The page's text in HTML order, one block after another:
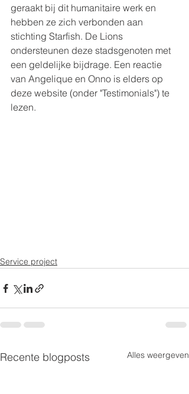
geraakt bij dit humanitaire werk en
hebben ze zich verbonden aan
stichting Starfish. De Lions
ondersteunen deze stadsgenoten met
een geldelijke bijdrage. Een reactie
van Angelique en Onno is elders op
deze website (onder "Testimonials") te
lezen.
Service project
Recente blogposts Alles weergeven